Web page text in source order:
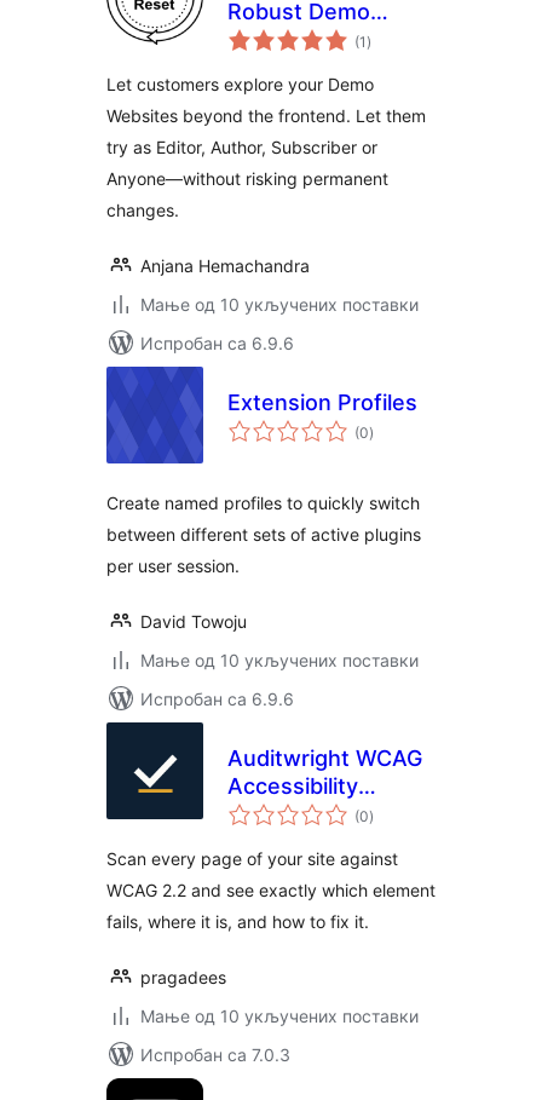
Robust Demo
Website
(1 укупних
оцена
)
Let customers explore your Demo
Websites beyond the frontend. Let them
try as Editor, Author, Subscriber or
Anyone—without risking permanent
changes.
Anjana Hemachandra
Мање од 10 укључених поставки
Испробан са 6.9.6
Extension Profiles
(0укупних
оцена
)
Create named profiles to quickly switch
between different sets of active plugins
per user session.
David Towoju
Мање од 10 укључених поставки
Испробан са 6.9.6
Auditwright WCAG
Accessibility
Scanner
(0укупних
оцена
)
Scan every page of your site against
WCAG 2.2 and see exactly which element
fails, where it is, and how to fix it.
pragadees
Мање од 10 укључених поставки
Испробан са 7.0.3